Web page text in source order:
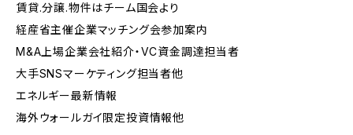
賃貸.分譲.物件はチーム国会より
経産省主催企業マッチング会参加案内
M&A上場企業会社紹介・VC資金調達担当者
大手SNSマーケティング担当者他
エネルギー最新情報
海外ウォールガイ限定投資情報他